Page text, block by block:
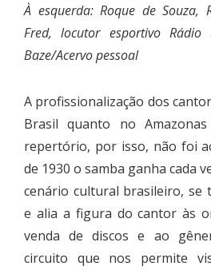
À esquerda: Roque de Souza,
Fred, locutor esportivo Rádio
Baze/Acervo pessoal
A profissionalização dos
Brasil quanto no
repertório, por isso, não foi
de 1930 o samba ganha cada
cenário cultural brasileiro, se
e alia a figura do cantor às
venda de discos e ao
circuito que nos permite